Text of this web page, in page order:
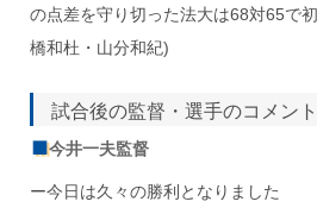
の点差を守り切った法大は68対65で
橋和杜・山分和紀)
試合後の監督・選手のコメント
今井一夫監督
ー今日は久々の勝利となりました